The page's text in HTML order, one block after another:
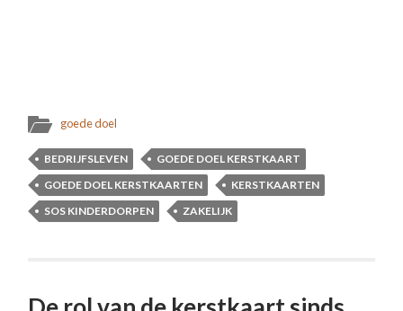
goede doel
BEDRIJFSLEVEN
GOEDE DOEL KERSTKAART
GOEDE DOEL KERSTKAARTEN
KERSTKAARTEN
SOS KINDERDORPEN
ZAKELIJK